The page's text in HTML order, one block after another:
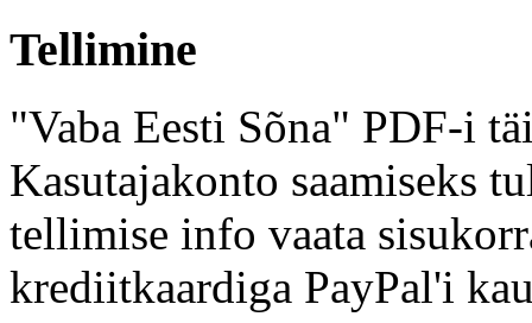
Tellimine
"Vaba Eesti Sõna" PDF-i
Kasutajakonto saamiseks
tellimise info vaata
krediitkaardiga PayPal'i